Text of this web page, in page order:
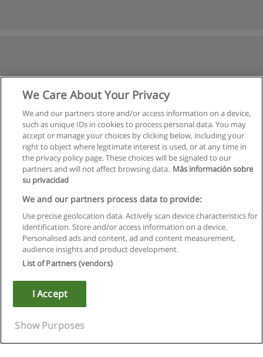
Regras de uso
Privacidade de dados
Copyright © Educaedu Business S.L. - CIF : B-95610580: -
We Care About Your Privacy
We and our partners store and/or access information on a device,
such as unique IDs in cookies to process personal data. You may
accept or manage your choices by clicking below, including your
right to object where legitimate interest is used, or at any time in
the privacy policy page. These choices will be signaled to our
partners and will not affect browsing data. Más información sobre
su privacidad
We and our partners process data to provide:
Use precise geolocation data. Actively scan device characteristics for
identification. Store and/or access information on a device.
Personalised ads and content, ad and content measurement,
audience insights and product development.
List of Partners (vendors)
I Accept
Show Purposes